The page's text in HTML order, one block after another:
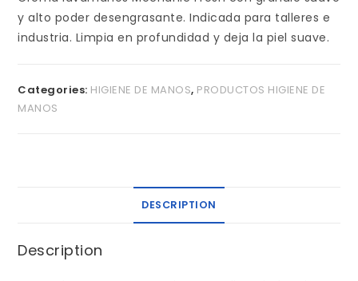
y alto poder desengrasante. Indicada para talleres e
industria. Limpia en profundidad y deja la piel suave.
Categories: HIGIENE DE MANOS, PRODUCTOS HIGIENE DE
MANOS
DESCRIPTION
Description